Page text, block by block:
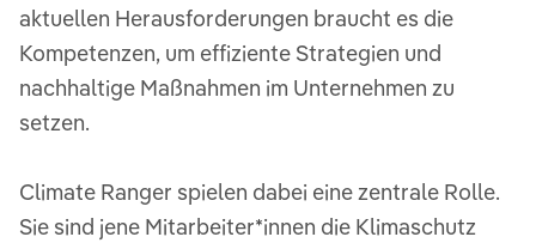
aktuellen Herausforderungen braucht es die
Kompetenzen, um effiziente Strategien und
nachhaltige Maßnahmen im Unternehmen zu
setzen.
Climate Ranger spielen dabei eine zentrale Rolle.
Sie sind jene Mitarbeiter*innen die Klimaschutz